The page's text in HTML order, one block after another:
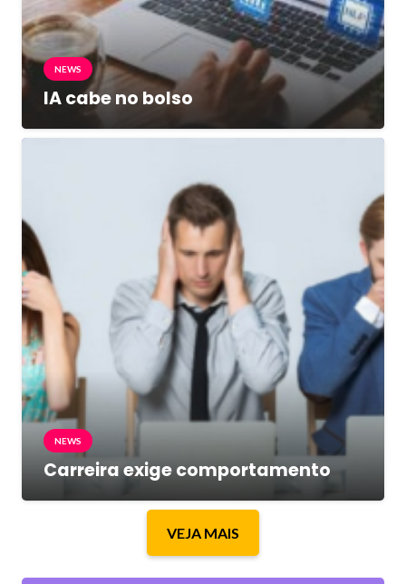
NEWS
IA cabe no bolso
NEWS
Carreira exige comportamento
VEJA MAIS